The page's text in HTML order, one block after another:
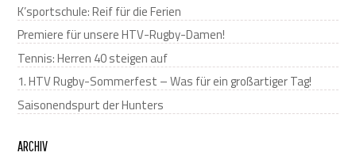
K’sportschule: Reif für die Ferien
Premiere für unsere HTV-Rugby-Damen!
Tennis: Herren 40 steigen auf
1. HTV Rugby-Sommerfest – Was für ein großartiger Tag!
Saisonendspurt der Hunters
ARCHIV